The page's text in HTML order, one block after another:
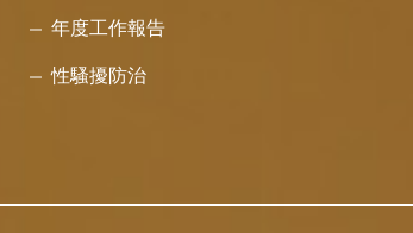
年度工作報告
性騷擾防治